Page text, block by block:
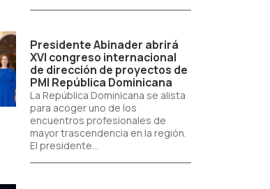
Presidente Abinader abrirá
XVI congreso internacional
de dirección de proyectos de
PMI República Dominicana
La República Dominicana se alista
para acoger uno de los
encuentros profesionales de
mayor trascendencia en la región.
El presidente...